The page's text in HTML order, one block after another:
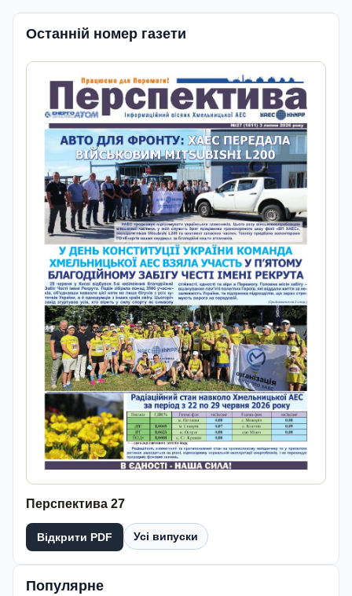
Останній номер газети
Перспектива 27
Відкрити PDF Усі випуски
Популярне